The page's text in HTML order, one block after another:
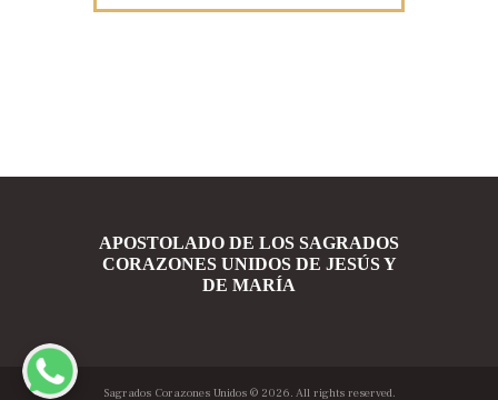
APOSTOLADO DE LOS SAGRADOS
CORAZONES UNIDOS DE JESÚS Y
DE MARÍA
Sagrados Corazones Unidos© 2026. All rights reserved.